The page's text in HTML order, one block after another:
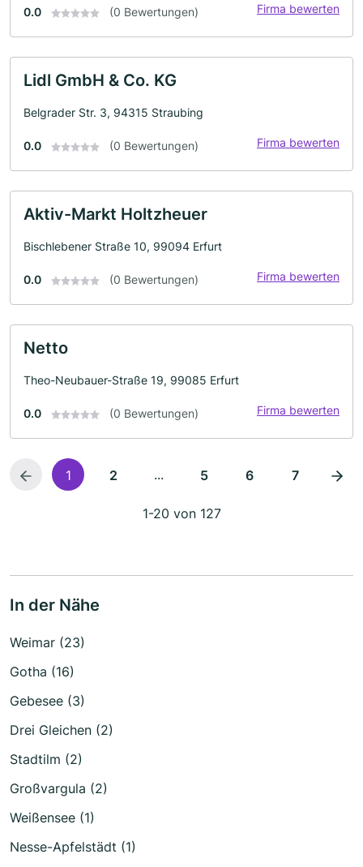
0.0 (0 Bewertungen) Firma bewerten
Lidl GmbH & Co. KG
Belgrader Str. 3, 94315 Straubing
0.0 (0 Bewertungen) Firma bewerten
Aktiv-Markt Holtzheuer
Bischlebener Straße 10, 99094 Erfurt
0.0 (0 Bewertungen) Firma bewerten
Netto
Theo-Neubauer-Straße 19, 99085 Erfurt
0.0 (0 Bewertungen) Firma bewerten
1 2 ... 5 6 7
1-20 von 127
In der Nähe
Weimar (23)
Gotha (16)
Gebesee (3)
Drei Gleichen (2)
Stadtilm (2)
Großvargula (2)
Weißensee (1)
Nesse-Apfelstädt (1)